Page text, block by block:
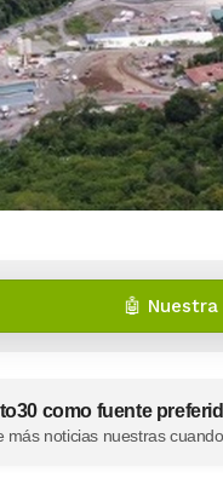
🤖
como fuente
más noticias nuestras